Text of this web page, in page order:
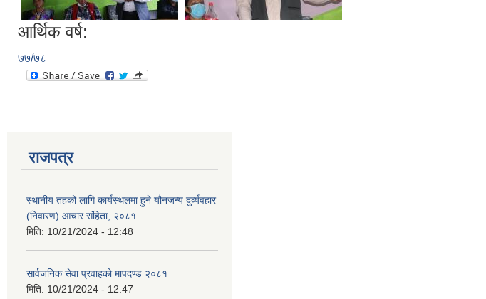
आर्थिक वर्ष:
७७/७८
राजपत्र
स्थानीय तहको लागि कार्यस्थलमा हुने यौनजन्य दुर्व्यवहार
(निवारण) आचार संहिता, २०८१
मिति: 10/21/2024 - 12:48
सार्वजनिक सेवा प्रवाहको मापदण्ड २०८१
मिति: 10/21/2024 - 12:47